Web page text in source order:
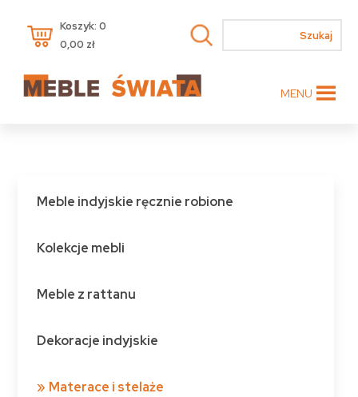
Koszyk: 0
0,00 zł
MENU
Meble indyjskie ręcznie robione
Kolekcje mebli
Meble z rattanu
Dekoracje indyjskie
Materace i stelaże